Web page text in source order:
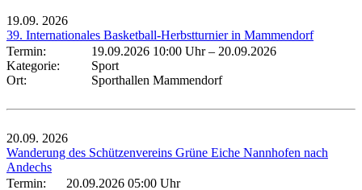
19.09. 2026
39. Internationales Basketball-Herbstturnier in Mammendorf
Termin:
19.09.2026 10:00 Uhr– 20.09.2026
Kategorie:
Sport
Ort:
Sporthallen Mammendorf
20.09. 2026
Wanderung des Schützenvereins Grüne Eiche Nannhofen nach
Andechs
Termin:
20.09.2026 05:00 Uhr